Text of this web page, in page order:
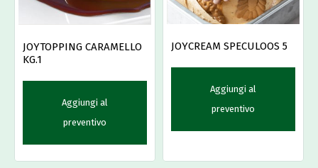
JOYTOPPING CARAMELLO
KG.1
Aggiungi al
preventivo
JOYCREAM SPECULOOS 5
Aggiungi al
preventivo